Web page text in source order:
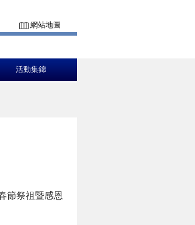
網站地圖
活動集錦
節祭祖暨感恩